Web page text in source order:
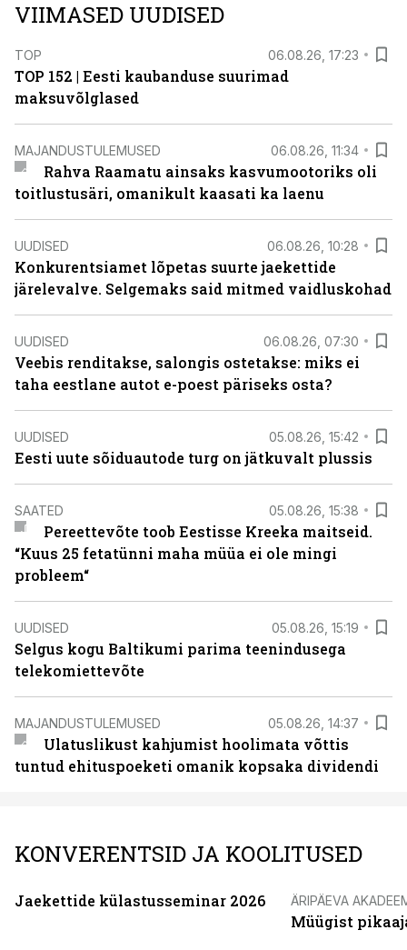
VIIMASED UUDISED
TOP 06.08.26, 17:23
TOP 152 | Eesti kaubanduse suurimad
maksuvõlglased
MAJANDUSTULEMUSED 06.08.26, 11:34
Rahva Raamatu ainsaks kasvumootoriks oli
toitlustusäri, omanikult kaasati ka laenu
UUDISED 06.08.26, 10:28
Konkurentsiamet lõpetas suurte jaekettide
järelevalve. Selgemaks said mitmed vaidluskohad
UUDISED 06.08.26, 07:30
Veebis renditakse, salongis ostetakse: miks ei
taha eestlane autot e-poest päriseks osta?
UUDISED 05.08.26, 15:42
Eesti uute sõiduautode turg on jätkuvalt plussis
SAATED 05.08.26, 15:38
Pereettevõte toob Eestisse Kreeka maitseid.
“Kuus 25 fetatünni maha müüa ei ole mingi
probleem“
UUDISED 05.08.26, 15:19
Selgus kogu Baltikumi parima teenindusega
telekomiettevõte
MAJANDUSTULEMUSED 05.08.26, 14:37
Ulatuslikust kahjumist hoolimata võttis
tuntud ehituspoeketi omanik kopsaka dividendi
KONVERENTSID JA KOOLITUSED
Jaekettide külastusseminar 2026 ÄRIPÄEVA
Müügist